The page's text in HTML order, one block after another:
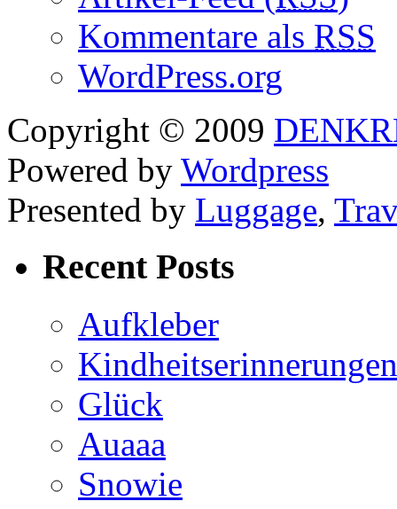
Kommentare als RSS
WordPress.org
Copyright © 2009
Powered by Wordpress
Presented by Luggage,
Recent Posts
Aufkleber
Kindheitserinnerungen
Glück
Auaaa
Snowie